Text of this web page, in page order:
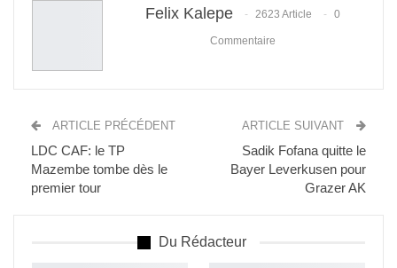
Felix Kalepe 2623 Article 0
Commentaire
ARTICLE PRÉCÉDENT
LDC CAF: le TP
Mazembe tombe dès le
premier tour
ARTICLE SUIVANT
Sadik Fofana quitte le
Bayer Leverkusen pour
Grazer AK
Du Rédacteur